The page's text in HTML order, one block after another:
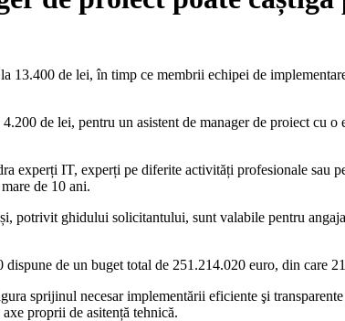
13.400 de lei, în timp ce membrii echipei de
de lei, pentru un asistent de manager de proiect cu
experți IT, experți pe diferite activități profesionale
de 10 ani.
potrivit ghidului solicitantului, sunt valabile pentru
de un buget total de 251.214.020 euro, din care
sprijinul necesar implementării eficiente şi
proprii de asitență tehnică.